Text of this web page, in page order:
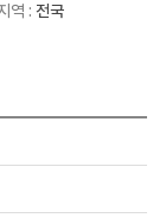
역 : 전국